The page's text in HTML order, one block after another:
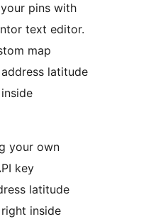
pins with
text editor.
map
latitude
your own
key
latitude
inside